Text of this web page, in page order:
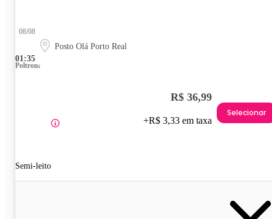
01:35
08/08
Posto Olá Porto Real
Poltrona
Semi-leito
R$ 36,99
+R$ 3,33 em taxa
Selecionar